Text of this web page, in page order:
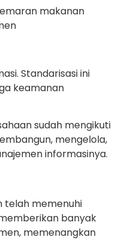
makanan
Standarisasi ini
keamanan
sudah mengikuti
mengelola,
informasinya.
telah memenuhi
banyak
memenangkan